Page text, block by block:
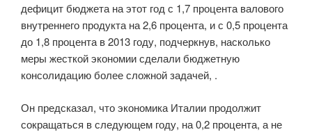
дефицит бюджета на этот год с 1,7 процента валового
внутреннего продукта на 2,6 процента, и с 0,5 процента
до 1,8 процента в 2013 году, подчеркнув, насколько
меры жесткой экономии сделали бюджетную
консолидацию более сложной задачей, .
Он предсказал, что экономика Италии продолжит
сокращаться в следующем году, на 0,2 процента, а не